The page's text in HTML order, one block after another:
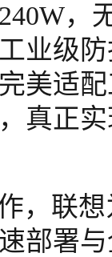
，
业级
美适
真正
，联
部署